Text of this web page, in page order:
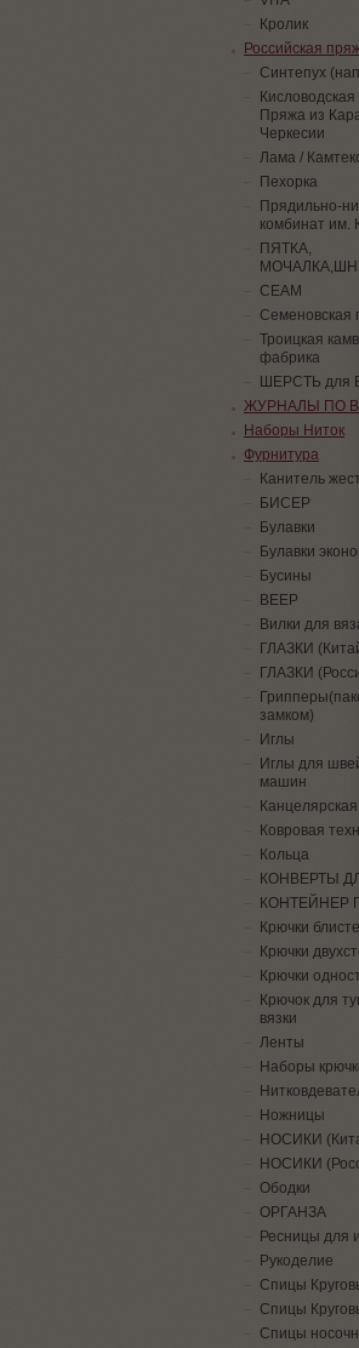
Кролик
Российская
Синтепух
Пряжа из
Черкесии
Лама /
Пехорка
Прядильно-
комбинат им.
ПЯТКА,
СЕАМ
Семеновская
Троицкая
фабрика
ШЕРСТЬ для
ЖУРНАЛЫ ПО
Наборы Ниток
Фурнитура
Канитель
БИСЕР
Булавки
Булавки
Бусины
ВЕЕР
Вилки для
ГЛАЗКИ
ГЛАЗКИ
замком)
Иглы
Иглы для
машин
Ковровая
Кольца
КОНВЕРТЫ
КОНТЕЙНЕР
Крючки
Крючки
Крючки
Крючок для
вязки
Ленты
Наборы
Ножницы
НОСИКИ
НОСИКИ
Ободки
ОРГАНЗА
Ресницы для
Рукоделие
Спицы
Спицы
Спицы